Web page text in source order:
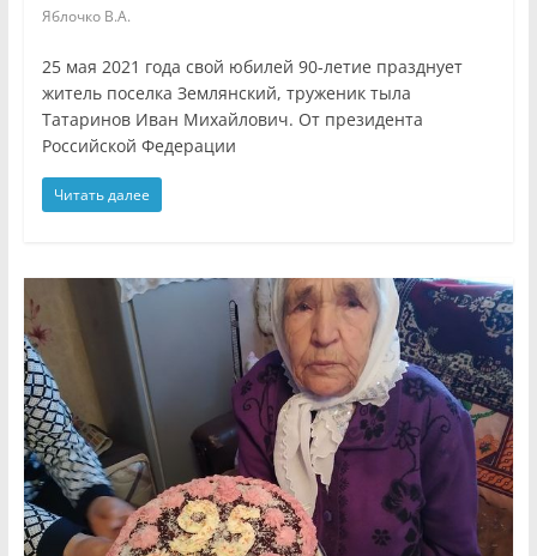
Яблочко В.А.
25 мая 2021 года свой юбилей 90-летие празднует
житель поселка Землянский, труженик тыла
Татаринов Иван Михайлович. От президента
Российской Федерации
Читать далее